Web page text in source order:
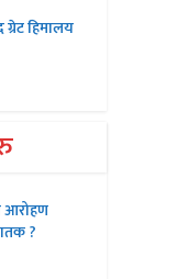
ग्रेट हिमालय
आरोहण
?